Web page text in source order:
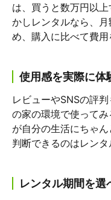
は、買うと数万円以
かしレンタルなら、
め、購入に比べて費用
使用感を実際に体
レビューやSNSの評
の家の環境で使って
が自分の生活にちゃ
判断できるのはレンタ
レンタル期間を選